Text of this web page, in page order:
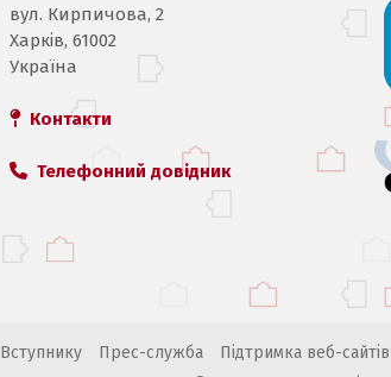
вул. Кирпичова, 2
Харків, 61002
Україна
Контакти
Телефонний довідник
Вступнику Прес-служба Підтримка веб-